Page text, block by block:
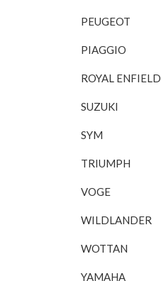
PEUGEOT
PIAGGIO
ROYAL ENFIELD
SUZUKI
SYM
TRIUMPH
VOGE
WILDLANDER
WOTTAN
YAMAHA